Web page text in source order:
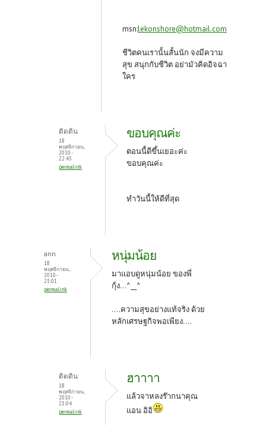
msn:lekonshore@hotmail.com
ชีวิตคนเรานั้นสั้นนัก จงมีความ
สุข สนุกกับชีวิต อย่ามัวคิดอิจฉา
ใคร
ติดดิน
18
พฤศจิกายน,
2010 -
22:43
permalink
ขอบคุณค่ะ
ตอนนี้ดีขึ้นเยอะค่ะ
ขอบคุณค่ะ
ทำวันนี้ให้ดีที่สุด
ann
18
พฤศจิกายน,
2010 -
23:01
permalink
หนุ่มน้อย
มาแอบดูหนุ่มน้อย ของพี่
กุ้ง...^__^
....ความสุขอย่างแท้จริง ด้วย
หลักเศรษฐกิจพอเพียง....
ติดดิน
18
พฤศจิกายน,
2010 -
23:04
permalink
ฮาาาา
แล้วจาหลงร๊ากนาคุณ
แอน อิอิ